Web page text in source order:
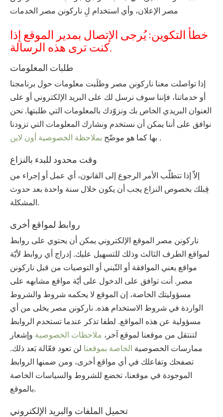
‫مصر‬ الإعلان، وأي استخدام لِ ‫ناركونن‬ ‫مصر‬ الخدمات
خطأ التكوين: يُرجى الإتصال بمدير الموقع إذا
كنت ترى هذه الرسالة.
طلبات المعلومات
إذا تواصلت معنا ‫ناركونن‬ ‫مصر‬ وطلَبت معلومات حول برنامجنا
أو خدماتنا، فإننا سوف نرسل لك على البريد الإلكتروني أو على
العنوان البريدي الخاص بك ونزوّدك بالمعلومات التي طلبتها. نحن
نوافق على أننا يمكن أن نستخدم ونشارك المعلومات التي تزودنا
بها كما هو موضّح بملاحظة الخصوصية أون لاين .
وقت محدود للبدء بالنزاع
إلاّ إذا تتطلّب الأمر الرجوع إلى القانون، أي عمل أو إجراء من
قِبلك بخصوص النزاع يجب أن يكون خلال سنة واحدة بعد حدوث
المشكلة.
روابط لمواقع أخرى
‫ناركونن‬ ‫مصر‬ الموقع الإلكتروني يمكن أن يحتوي على روابط
لمواقع الطرف الثالث وذلك للتسهيل عليك. إدراج أي روابط لأيّة
مواقع يعني الموافقة أو التّبني أو التوصيات من قبل ‫ناركونن‬
‫مصر‬. أنت توافق على الدخول على أيّة مواقع مشابهه على
مسؤوليتك الخاصة، إن الموقع لا يحكمه شروط والشروط
الواردة في شروط الاستخدام هذه. ‫ناركونن‬ ‫مصر‬ يخلى من أي
مسؤولية عن هذه المواقع. لطفا تذكر عندما تستخدم الروابط
لتنتقل من موقعنا لموقع آخر، ملاحظات الخصوصية وإشعار
ممارسات الخصوصية الخاصة بموقعنا لن تعود فعّالة بَعد ذلك.
تصفحك وتفاعلك في أي مواقع أخرى، ومن ضمنها الروابط
الموجودة في موقعنا، تخضع للشروط والسياسات الخاصة
بالموقع.
تحميل الملفات والبريد الإلكتروني